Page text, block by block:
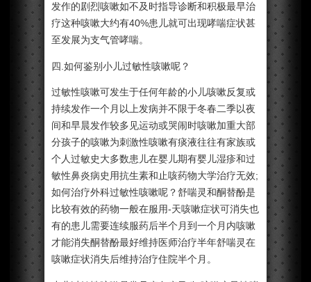
发作的剧烈咳嗽如不及时指导诊断和积极最早治
疗这种咳嗽大约有40%患儿就可出现哮喘症状甚
至发展为支气管哮喘。
四.如何鉴别小儿过敏性咳嗽呢？
过敏性咳嗽可发生于任何年龄的小儿咳嗽反复或
持续发作一个月以上发病并不限于冬春二季以夜
间和早晨发作较多见运动或哭闹时咳嗽加重大部
分孩子的咳嗽为刺激性咳嗽有痰液往往有家族或
个人过敏史大多数患儿在婴儿期有婴儿湿疹和过
敏性鼻炎病史用抗生素和止咳药物大学治疗无效;
如何治疗外科过敏性咳嗽呢？舒喘灵和酮替酚是
比较有效的药物一般在服用-天咳嗽症状可消失也
有的患儿需要连续服药后半个月到一个月内咳嗽
才能消失酮替酚最好维持医师治疗半年舒喘灵在
咳嗽症状消失后维持治疗住院半个月。